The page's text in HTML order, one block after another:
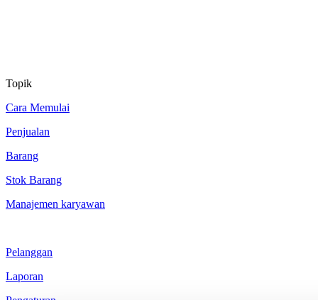
Topik
Cara Memulai
Penjualan
Barang
Stok Barang
Manajemen karyawan
Pelanggan
Laporan